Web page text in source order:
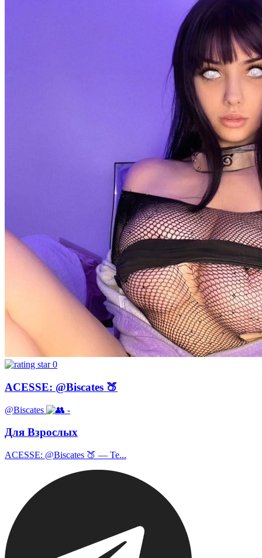
0
ACESSE: @Biscates 🍑
@Biscates -
Для Взрослых
ACESSE: @Biscates 🍑 — Te...